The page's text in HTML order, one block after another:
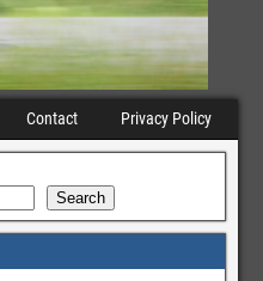
Contact Privacy Policy
Search